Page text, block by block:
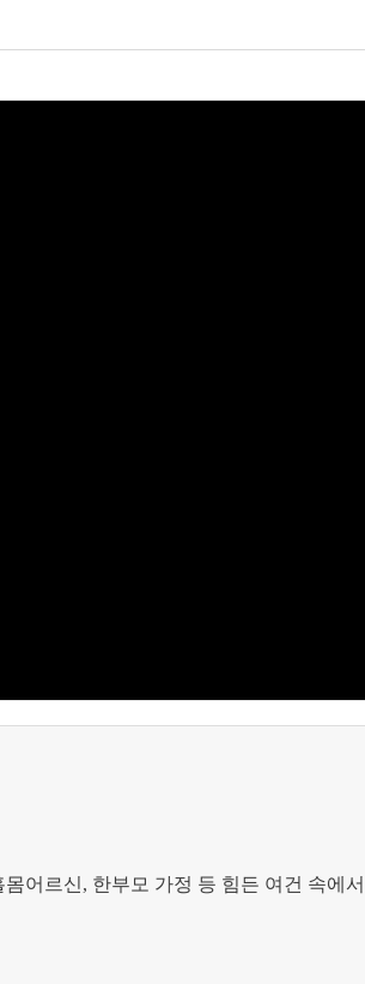
어르신 , 한부모 가정 등 힘든 여건 속에